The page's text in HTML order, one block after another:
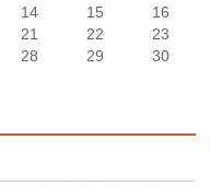
14 15
16
21 22
23
28 29
30